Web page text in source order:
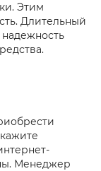
Этим
Длительный
Менеджер